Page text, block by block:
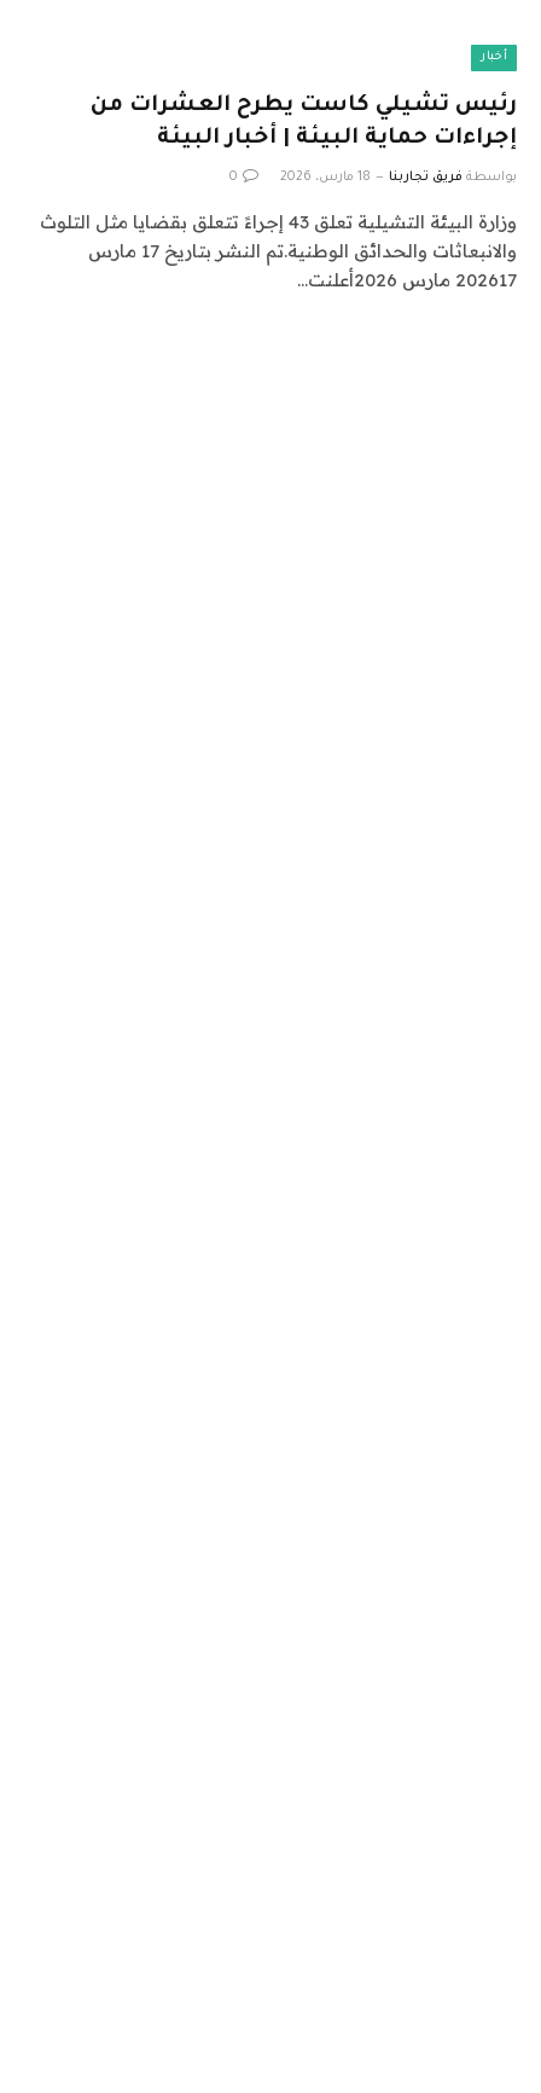
أخبار
رئيس تشيلي كاست يطرح العشرات من
إجراءات حماية البيئة | أخبار البيئة
بواسطة فريق تجاربنا 18 مارس، 2026 0
وزارة البيئة التشيلية تعلق 43 إجراءً تتعلق بقضايا مثل التلوث
والانبعاثات والحدائق الوطنية.تم النشر بتاريخ 17 مارس
202617 مارس 2026أعلنت…